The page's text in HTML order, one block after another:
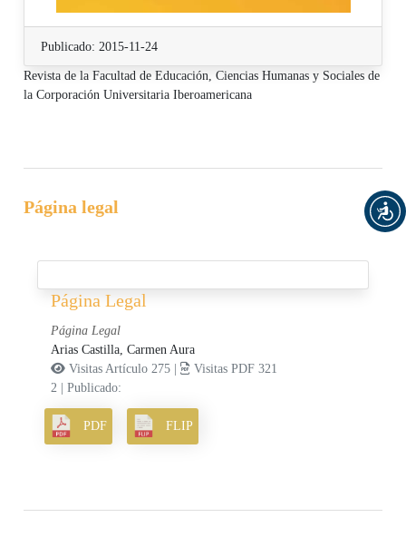
Publicado: 2015-11-24
Revista de la Facultad de Educación, Ciencias Humanas y Sociales de
la Corporación Universitaria Iberoamericana
Página legal
Página Legal
Página Legal
Arias Castilla, Carmen Aura
Visitas Artículo 275 |
Visitas PDF 321
2
|Publicado:
PDF FLIP